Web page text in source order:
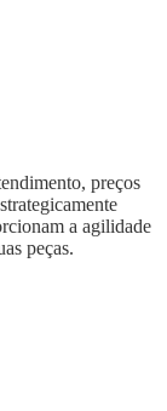
preços
a agilidade
peças.